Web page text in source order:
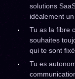
solutions
idéalement
Tu as la fibre
souhaites
qui te sont
Tu es